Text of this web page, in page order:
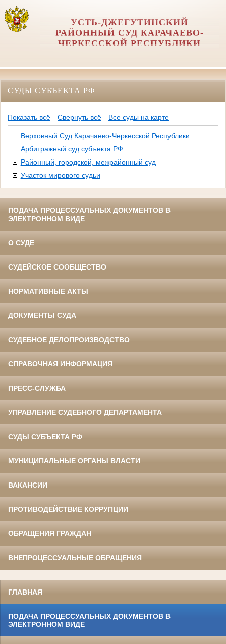
УСТЬ-ДЖЕГУТИНСКИЙ
РАЙОННЫЙ СУД КАРАЧАЕВО-
ЧЕРКЕССКОЙ РЕСПУБЛИКИ
СУДЫ СУБЪЕКТА РФ
Показать всё Свернуть всё Все суды на карте
Верховный Суд Карачаево-Черкесской Республики
Арбитражный суд субъекта РФ
Районный, городской, межрайонный суд
Участок мирового судьи
ПОДАЧА ПРОЦЕССУАЛЬНЫХ ДОКУМЕНТОВ В
ЭЛЕКТРОННОМ ВИДЕ
О СУДЕ
СУДЕЙСКОЕ СООБЩЕСТВО
НОРМАТИВНЫЕ АКТЫ
ДОКУМЕНТЫ СУДА
СУДЕБНОЕ ДЕЛОПРОИЗВОДСТВО
СПРАВОЧНАЯ ИНФОРМАЦИЯ
ПРЕСС-СЛУЖБА
УПРАВЛЕНИЕ СУДЕБНОГО ДЕПАРТАМЕНТА
СУДЫ СУБЪЕКТА РФ
МУНИЦИПАЛЬНЫЕ ОРГАНЫ ВЛАСТИ
ВАКАНСИИ
ПРОТИВОДЕЙСТВИЕ КОРРУПЦИИ
ОБРАЩЕНИЯ ГРАЖДАН
ВНЕПРОЦЕССУАЛЬНЫЕ ОБРАЩЕНИЯ
ГЛАВНАЯ
ПОДАЧА ПРОЦЕССУАЛЬНЫХ ДОКУМЕНТОВ В
ЭЛЕКТРОННОМ ВИДЕ